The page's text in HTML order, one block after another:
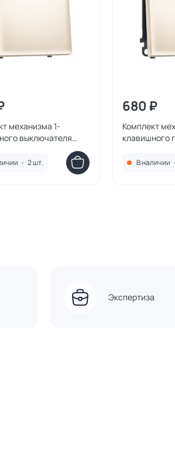
механизма 1-
выключателя
Volt SIGMA MS241010
кремовый QUANT
• 2 шт.
680 ₽
Комплект
клавишного
SIGMA
В наличии •
Экспертиза